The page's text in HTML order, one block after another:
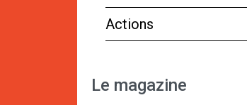
Actions
Le magazine